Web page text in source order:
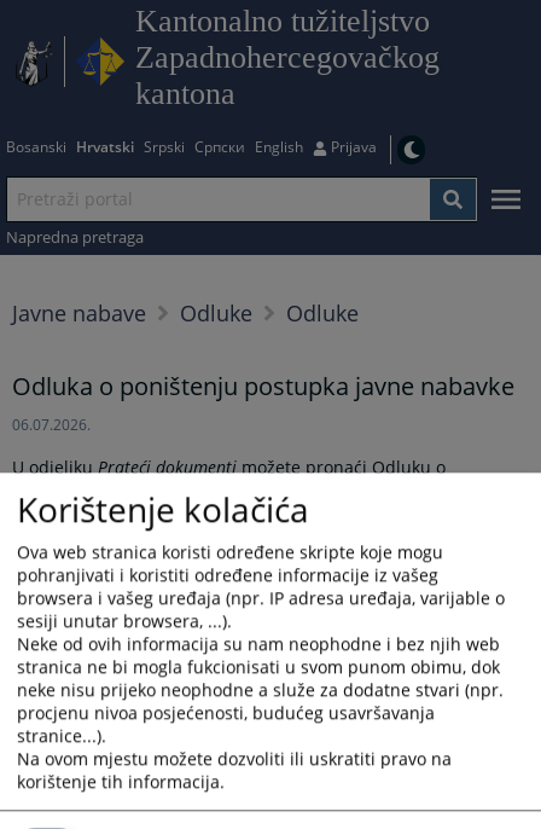
Kantonalno tužiteljstvo
Zapadnohercegovačkog
kantona
Bosanski Hrvatski Srpski Српски English Prijava
Napredna pretraga
Javne nabave Odluke Odluke
Odluka o poništenju postupka javne nabavke
06.07.2026.
U odjeljkuPrateći dokumentimožete pronaći Odluku o
poništenju postupka javne nabavke robe - goriva za službena
vozila Županijskog tužiteljstva Županije Zapadnohercegovačke
Široki Brijeg.
Prikazana vijest je na: Hrvatski jezik
Prateći dokumenti
Odluka o ponistenju postupka javne nabavke
60
Korištenje kolačića
Ova web stranica koristi određene skripte koje mogu
pohranjivati i koristiti određene informacije iz vašeg
browsera i vašeg uređaja (npr. IP adresa uređaja, varijable o
sesiji unutar browsera, ...).
Neke od ovih informacija su nam neophodne i bez njih web
stranica ne bi mogla fukcionisati u svom punom obimu, dok
neke nisu prijeko neophodne a služe za dodatne stvari (npr.
procjenu nivoa posjećenosti, budućeg usavršavanja
stranice...).
Na ovom mjestu možete dozvoliti ili uskratiti pravo na
korištenje tih informacija.